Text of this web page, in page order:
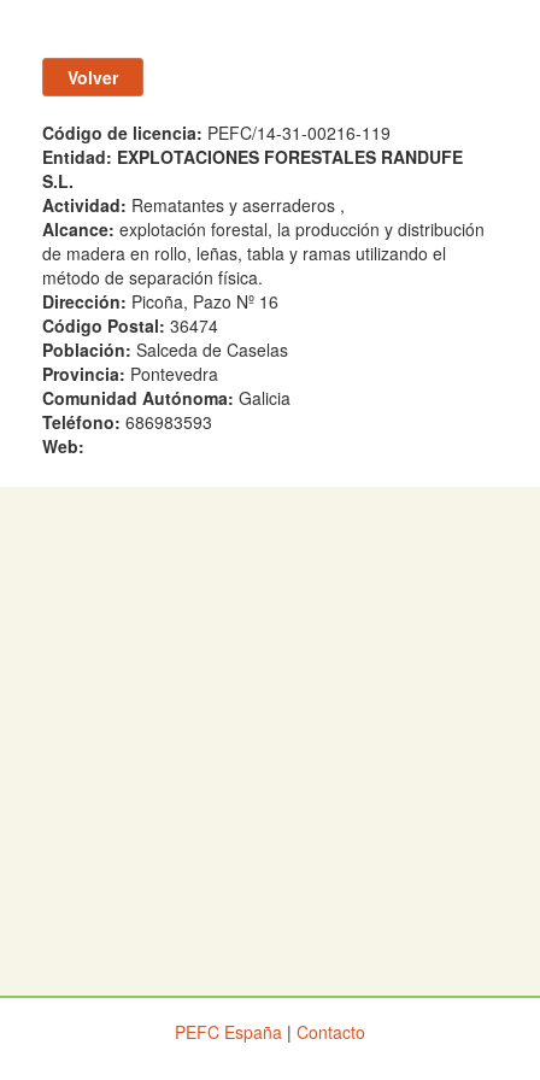
Código de licencia: PEFC/14-31-00216-119
Entidad: EXPLOTACIONES FORESTALES RANDUFE
S.L.
Actividad: Rematantes y aserraderos ,
Alcance: explotación forestal, la producción y distribución
de madera en rollo, leñas, tabla y ramas utilizando el
método de separación física.
Dirección: Picoña, Pazo Nº 16
Código Postal: 36474
Población: Salceda de Caselas
Provincia: Pontevedra
Comunidad Autónoma: Galicia
Teléfono: 686983593
Web:
PEFC España | Contacto